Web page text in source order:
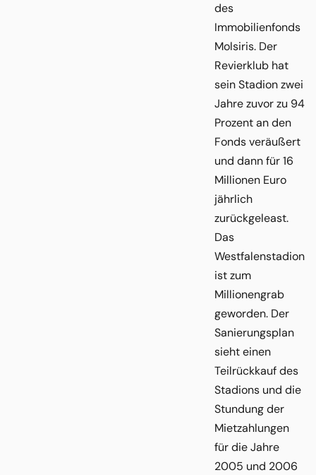
des
Immobilienfonds
Molsiris. Der
Revierklub hat
sein Stadion zwei
Jahre zuvor zu 94
Prozent an den
Fonds veräußert
und dann für 16
Millionen Euro
jährlich
zurückgeleast.
Das
Westfalenstadion
ist zum
Millionengrab
geworden. Der
Sanierungsplan
sieht einen
Teilrückkauf des
Stadions und die
Stundung der
Mietzahlungen
für die Jahre
2005 und 2006